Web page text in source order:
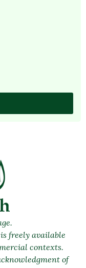
freely available
contexts.
of